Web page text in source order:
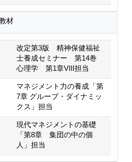
材
改定第3版 精神保健福祉
士養成セミナー 第14巻
心理学 第1章VIII担当
マネジメント力の養成「第
7章 グループ・ダイナミッ
クス」担当
現代マネジメントの基礎
「第8章 集団の中の個
人」担当